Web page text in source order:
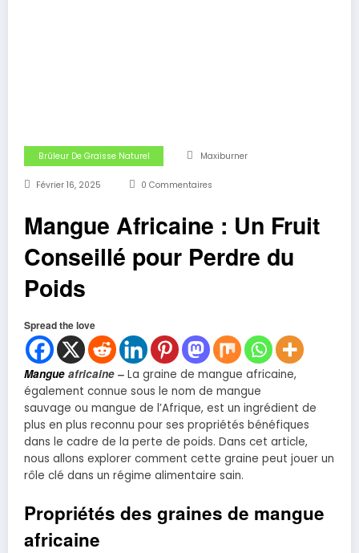
Brûleur De Graisse Naturel Maxiburner
Février 16, 2025 0 Commentaires
Mangue Africaine : Un Fruit
Conseillé pour Perdre du
Poids
Spread the love
Mangue africaine – La graine de mangue africaine,
également connue sous le nom de mangue
sauvage ou mangue de l’Afrique, est un ingrédient de
plus en plus reconnu pour ses propriétés bénéfiques
dans le cadre de la perte de poids. Dans cet article,
nous allons explorer comment cette graine peut jouer un
rôle clé dans un régime alimentaire sain.
Propriétés des graines de mangue
africaine